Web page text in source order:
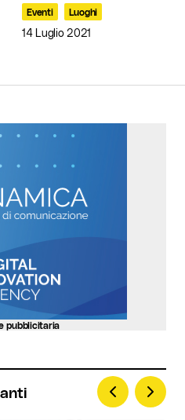
Eventi Luoghi
14 Luglio 2021
pubblicitaria